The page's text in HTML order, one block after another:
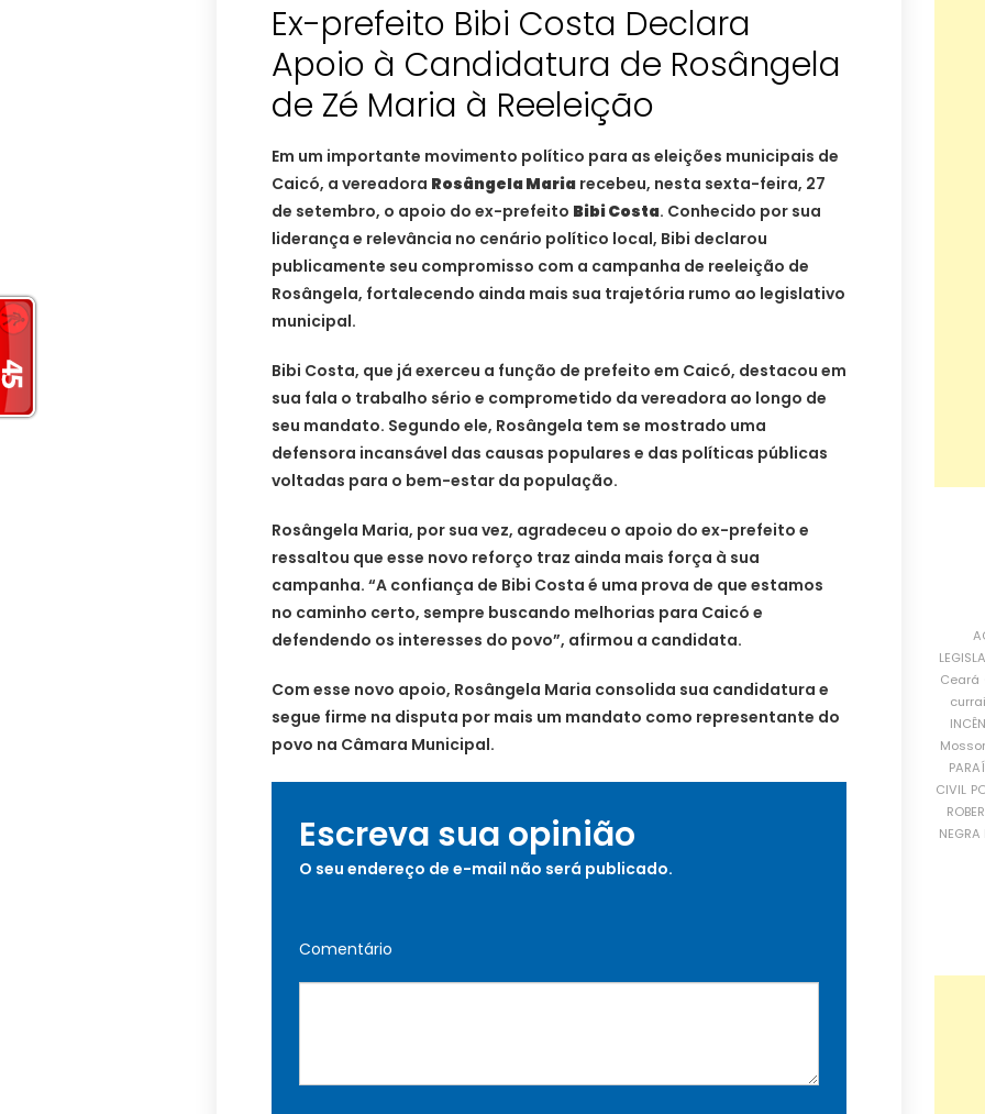
Ex-prefeito Bibi Costa Declara
Apoio à Candidatura de Rosângela
de Zé Maria à Reeleição
Em um importante movimento político para as eleições municipais de
Caicó, a vereadora Rosângela Maria recebeu, nesta sexta-feira, 27
de setembro, o apoio do ex-prefeito Bibi Costa. Conhecido por sua
liderança e relevância no cenário político local, Bibi declarou
publicamente seu compromisso com a campanha de reeleição de
Rosângela, fortalecendo ainda mais sua trajetória rumo ao legislativo
municipal.
Bibi Costa, que já exerceu a função de prefeito em Caicó, destacou em
sua fala o trabalho sério e comprometido da vereadora ao longo de
seu mandato. Segundo ele, Rosângela tem se mostrado uma
defensora incansável das causas populares e das políticas públicas
voltadas para o bem-estar da população.
Rosângela Maria, por sua vez, agradeceu o apoio do ex-prefeito e
ressaltou que esse novo reforço traz ainda mais força à sua
campanha. “A confiança de Bibi Costa é uma prova de que estamos
no caminho certo, sempre buscando melhorias para Caicó e
defendendo os interesses do povo”, afirmou a candidata.
Com esse novo apoio, Rosângela Maria consolida sua candidatura e
segue firme na disputa por mais um mandato como representante do
povo na Câmara Municipal.
Escreva sua opinião
O seu endereço de e-mail não será publicado.
Comentário
Ceará
CIVIL
NEGRA